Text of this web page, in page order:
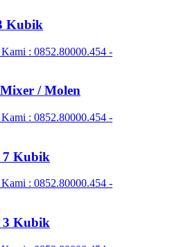
Kubik
/ Molen
7 Kubik
3 Kubik